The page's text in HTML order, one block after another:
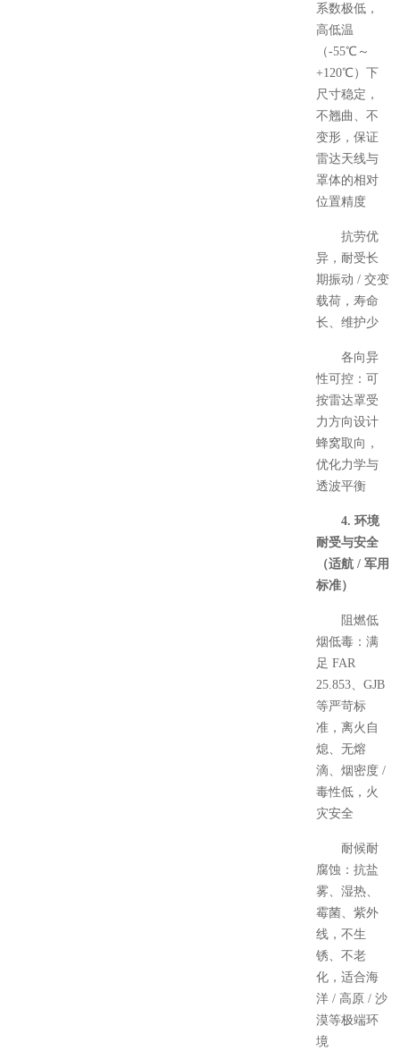
系数极低，
高低温
（-55℃～
+120℃）下
尺寸稳定，
不翘曲、不
变形，保证
雷达天线与
罩体的相对
位置精度
抗劳优
异，耐受长
期振动 / 交变
载荷，寿命
长、维护少
各向异
性可控：可
按雷达罩受
力方向设计
蜂窝取向，
优化力学与
透波平衡
4. 环境
耐受与安全
（适航 / 军用
标准）
阻燃低
烟低毒：满
足 FAR
25.853、GJB
等严苛标
准，离火自
熄、无熔
滴、烟密度 /
毒性低，火
灾安全
耐候耐
腐蚀：抗盐
雾、湿热、
霉菌、紫外
线，不生
锈、不老
化，适合海
洋 / 高原 / 沙
漠等极端环
境